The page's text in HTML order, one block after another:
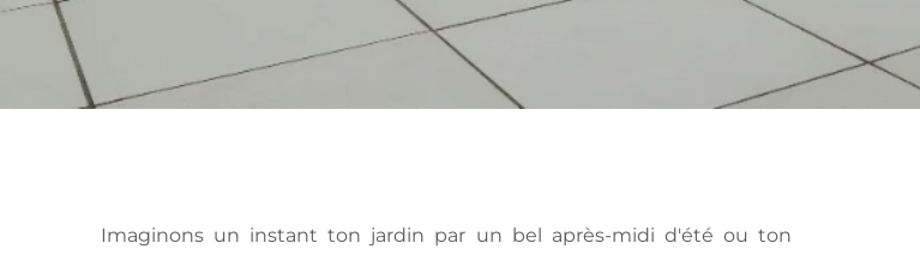
Imaginons un instant ton jardin par un bel après-midi d'été ou ton